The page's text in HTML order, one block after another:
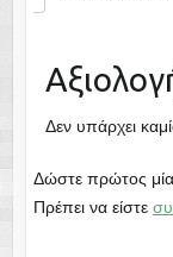
Δεν υπάρχει
Δώστε πρώτος
Πρέπει να είστε